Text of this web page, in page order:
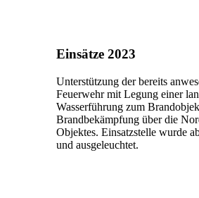
Einsätze 2023
Unterstützung der bereits
Feuerwehr mit Legung einer
Wasserführung zum
Brandbekämpfung über die
Objektes. Einsatzstelle wurde
und ausgeleuchtet.